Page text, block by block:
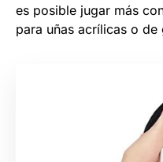
es posible jugar más
para uñas acrílicas o de